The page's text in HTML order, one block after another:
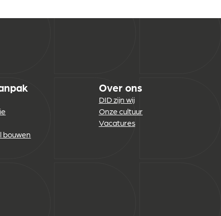
bouwen
Over ons
DID zijn wij
Onze cultuur
Vacatures